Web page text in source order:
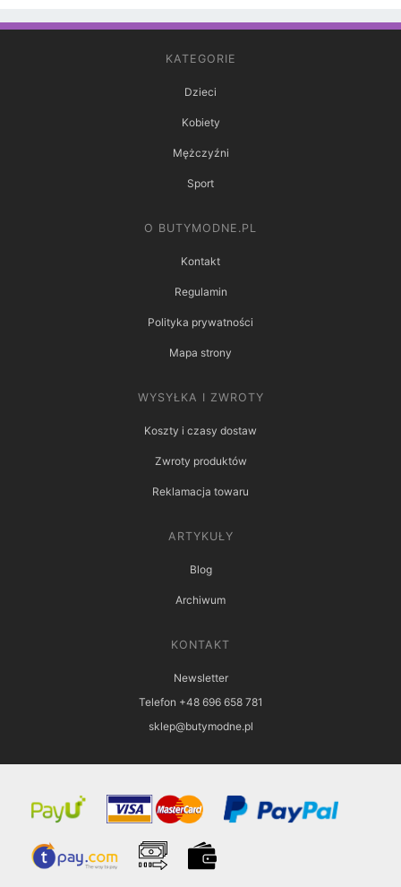
KATEGORIE
Dzieci
Kobiety
Mężczyźni
Sport
O BUTYMODNE.PL
Kontakt
Regulamin
Polityka prywatności
Mapa strony
WYSYŁKA I ZWROTY
Koszty i czasy dostaw
Zwroty produktów
Reklamacja towaru
ARTYKUŁY
Blog
Archiwum
KONTAKT
Newsletter
Telefon +48 696 658 781
sklep@butymodne.pl